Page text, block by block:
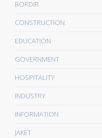
BORDIR
CONSTRUCTION
EDUCATION
GOVERNMENT
HOSPITALITY
INDUSTRY
INFORMATION
JAKET